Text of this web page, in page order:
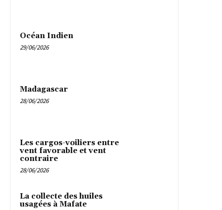
Océan Indien
29/06/2026
Madagascar
28/06/2026
Les cargos-voiliers entre
vent favorable et vent
contraire
28/06/2026
La collecte des huiles
usagées à Mafate